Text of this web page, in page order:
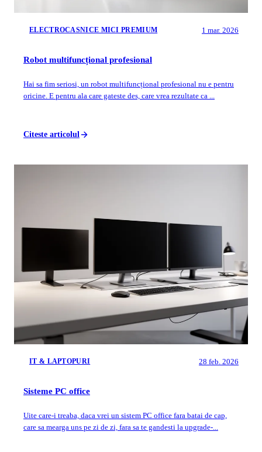
ELECTROCASNICE MICI PREMIUM 1 mar. 2026
Robot multifuncțional profesional
Hai sa fim seriosi, un robot multifuncțional profesional nu e pentru
oricine. E pentru ala care gateste des, care vrea rezultate ca ...
Citeste articolul
IT & LAPTOPURI 28 feb. 2026
Sisteme PC office
Uite care-i treaba, daca vrei un sistem PC office fara batai de cap,
care sa mearga uns pe zi de zi, fara sa te gandesti la upgrade-...